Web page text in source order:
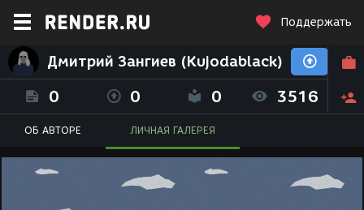
Поддержать
Дмитрий Зангиев (Kujodablack)
0 0 0 3516
ОБ АВТОРЕ ЛИЧНАЯ ГАЛЕРЕЯ